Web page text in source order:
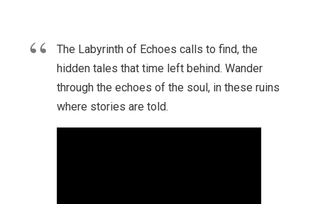
The Labyrinth of Echoes calls to find, the
hidden tales that time left behind. Wander
through the echoes of the soul, in these ruins
where stories are told.